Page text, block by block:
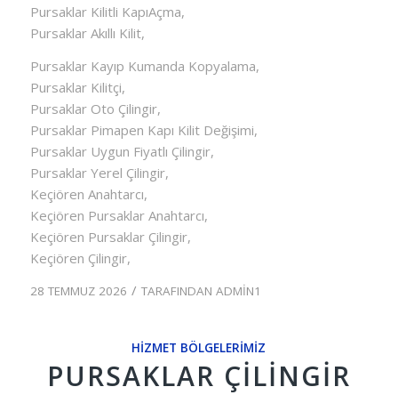
Pursaklar Kilitli KapıAçma,
Pursaklar Akıllı Kilit,
Pursaklar Kayıp Kumanda Kopyalama,
Pursaklar Kilitçi,
Pursaklar Oto Çilingir,
Pursaklar Pimapen Kapı Kilit Değişimi,
Pursaklar Uygun Fiyatlı Çilingir,
Pursaklar Yerel Çilingir,
Keçiören Anahtarcı,
Keçiören Pursaklar Anahtarcı,
Keçiören Pursaklar Çilingir,
Keçiören Çilingir,
28 TEMMUZ 2026 / TARAFINDAN ADMIN1
HIZMET BÖLGELERIMIZ
PURSAKLAR ÇILINGIR